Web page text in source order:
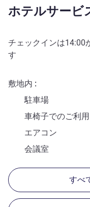
ホテルサービ
チェックインは14:00
す
敷地内
駐車場
車椅子でのご利
エアコン
会議室
すべ